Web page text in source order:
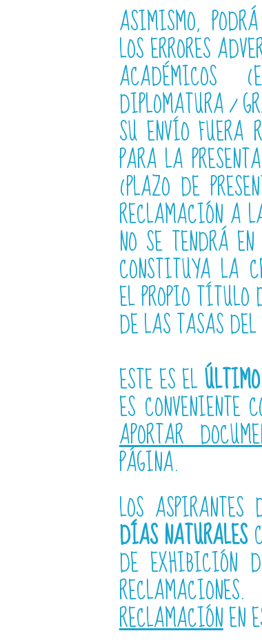
ASIMISMO,
LOS ERRORES
ACADÉMICOS
DIPLOMATURA /
SU ENVÍO FUERA
PARA LA
(PLAZO DE
RECLAMACIÓN A
NO SE TENDRÁ
CONSTITUYA LA
EL PROPIO TÍTULO
DE LAS TASAS
ESTE ES EL
ES CONVENIENTE
APORTAR
PÁGINA.
LOS
DÍAS NATURALES
DE EXHIBICIÓN
RECLAMACIÓNEN